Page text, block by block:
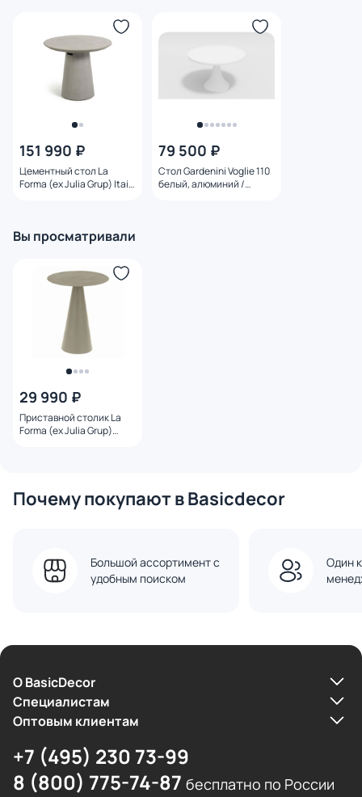
151 990 ₽
Цементный стол La
Forma (ex Julia Grup) Itai
79 500 ₽
Стол Gardenini Voglie 110
белый, алюминий /
Вы просматривали
29 990 ₽
Приставной столик La
Forma (ex Julia Grup)
Почему покупают в Basicdecor
Большой ассортимент с
удобным поиском
Один
О BasicDecor
Cпециалистам
Оптовым клиентам
+7 (495) 230 73-99
8 (800) 775-74-87 бесплатно по России